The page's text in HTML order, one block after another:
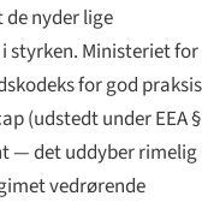
nyder lige
styrken. Ministeriet for
for god praksis
(udstedt under EEA §
— det uddyber rimelig
vedrørende